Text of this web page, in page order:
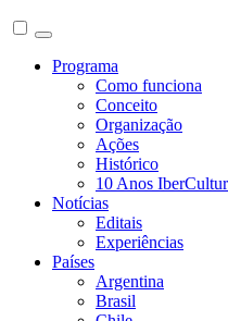
Programa
Como funciona
Conceito
Organização
Ações
Histórico
10 Anos
Notícias
Editais
Experiências
Países
Argentina
Brasil